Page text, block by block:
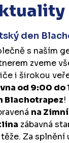
den
s naším
zveme
i širokou
od 9:00 do
Blachotrapez!
na
zábavná
Za splnění